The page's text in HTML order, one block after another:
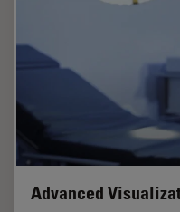
Advanced